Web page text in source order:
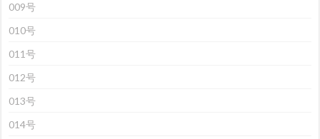
009号
010号
011号
012号
013号
014号